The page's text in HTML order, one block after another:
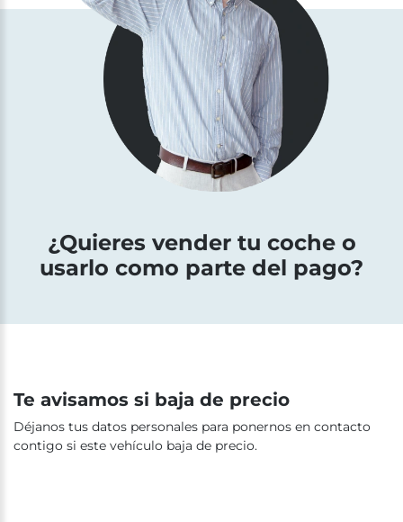
¿Quieres vender tu coche o
usarlo como parte del pago?
Te avisamos si baja de precio
Déjanos tus datos personales para ponernos en contacto
contigo si este vehículo baja de precio.